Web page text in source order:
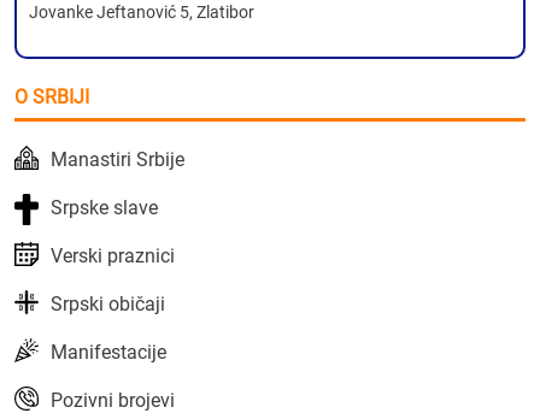
Jovanke Jeftanović 5, Zlatibor
O SRBIJI
Manastiri Srbije
Srpske slave
Verski praznici
Srpski običaji
Manifestacije
Pozivni brojevi